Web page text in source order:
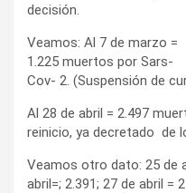
decisión.
Veamos: Al 7 de marzo =
1.225 muertos por Sars-
Cov- 2. (Suspensión de
Al 28 de abril = 2.497
reinicio, ya decretado de
Veamos otro dato: 25 de
abril=; 2.391; 27 de abril =